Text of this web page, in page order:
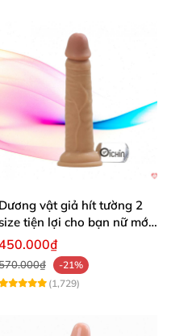
Dương vật giả hít tường 2
size tiện lợi cho bạn nữ mới
dùng
-21%
(1,729)